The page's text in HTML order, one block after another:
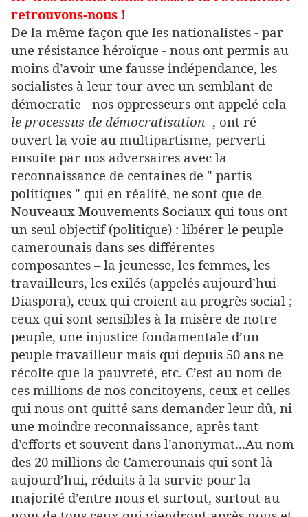
retrouvons-nous !
De la même façon que les nationalistes - par
une résistance héroïque - nous ont permis au
moins d’avoir une fausse indépendance, les
socialistes à leur tour avec un semblant de
démocratie - nos oppresseurs ont appelé cela
le processus de démocratisation -, ont ré-
ouvert la voie au multipartisme, perverti
ensuite par nos adversaires avec la
reconnaissance de centaines de " partis
politiques " qui en réalité, ne sont que de
Nouveaux Mouvements Sociaux qui tous ont
un seul objectif (politique) : libérer le peuple
camerounais dans ses différentes
composantes – la jeunesse, les femmes, les
travailleurs, les exilés (appelés aujourd’hui
Diaspora), ceux qui croient au progrès social ;
ceux qui sont sensibles à la misère de notre
peuple, une injustice fondamentale d’un
peuple travailleur mais qui depuis 50 ans ne
récolte que la pauvreté, etc. C’est au nom de
ces millions de nos concitoyens, ceux et celles
qui nous ont quitté sans demander leur dû, ni
une moindre reconnaissance, après tant
d’efforts et souvent dans l’anonymat...Au nom
des 20 millions de Camerounais qui sont là
aujourd’hui, réduits à la survie pour la
majorité d’entre nous et surtout, surtout au